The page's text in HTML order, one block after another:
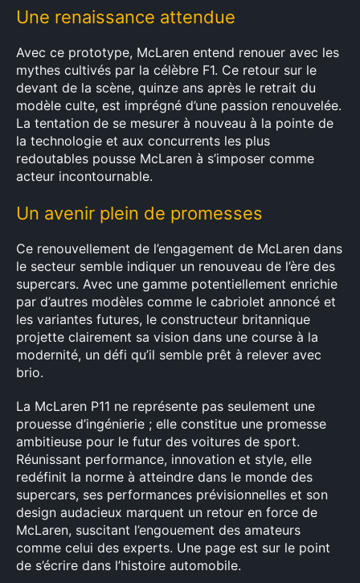
Une renaissance attendue
Avec ce prototype, McLaren entend renouer avec les
mythes cultivés par la célèbre F1. Ce retour sur le
devant de la scène, quinze ans après le retrait du
modèle culte, est imprégné d’une passion renouvelée.
La tentation de se mesurer à nouveau à la pointe de
la technologie et aux concurrents les plus
redoutables pousse McLaren à s’imposer comme
acteur incontournable.
Un avenir plein de promesses
Ce renouvellement de l’engagement de McLaren dans
le secteur semble indiquer un renouveau de l’ère des
supercars. Avec une gamme potentiellement enrichie
par d’autres modèles comme le cabriolet annoncé et
les variantes futures, le constructeur britannique
projette clairement sa vision dans une course à la
modernité, un défi qu’il semble prêt à relever avec
brio.
La McLaren P11 ne représente pas seulement une
prouesse d’ingénierie ; elle constitue une promesse
ambitieuse pour le futur des voitures de sport.
Réunissant performance, innovation et style, elle
redéfinit la norme à atteindre dans le monde des
supercars, ses performances prévisionnelles et son
design audacieux marquent un retour en force de
McLaren, suscitant l’engouement des amateurs
comme celui des experts. Une page est sur le point
de s’écrire dans l’histoire automobile.